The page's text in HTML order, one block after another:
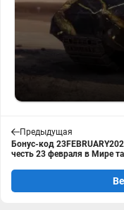
Предыдущая
Бонус-код
честь 23 февраля в Мире